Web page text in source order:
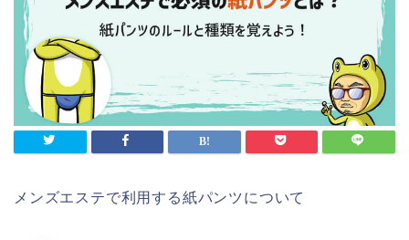
メンズエステで利用する紙パンツについて